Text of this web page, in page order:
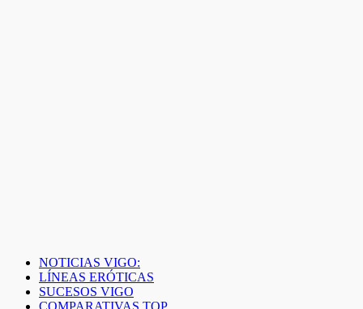
NOTICIAS VIGO:
LÍNEAS ERÓTICAS
SUCESOS VIGO